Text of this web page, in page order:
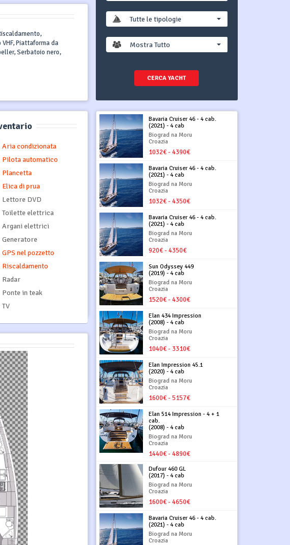
Piattaforma da
Serbatoio nero,
Tutte le tipologie
Mostra Tutto
CERCA YACHT
Aria condizionata
Pilota automatico
Plancetta
Elica di prua
Lettore DVD
Toilette elettrica
Argani elettrici
Generatore
GPS nel pozzetto
Riscaldamento
Radar
Ponte in teak
TV
Bavaria Cruiser 46 - 4 cab.
(2021) - 4 cab
Biograd na Moru
Croazia
1032€ - 4390€
Bavaria Cruiser 46 - 4 cab.
(2021) - 4 cab
Biograd na Moru
Croazia
1032€ - 4350€
Bavaria Cruiser 46 - 4 cab.
(2021) - 4 cab
Biograd na Moru
Croazia
920€ - 4350€
Sun Odyssey 449
(2019) - 4 cab
Biograd na Moru
Croazia
1520€ - 4300€
Elan 434 Impression
(2008) - 4 cab
Biograd na Moru
Croazia
1040€ - 3310€
Elan Impression 45.1
(2020) - 4 cab
Biograd na Moru
Croazia
1600€ - 5157€
Elan 514 Impression - 4 + 1
cab.
(2008) - 4 cab
Biograd na Moru
Croazia
1440€ - 4890€
Dufour 460 GL
(2017) - 4 cab
Biograd na Moru
Croazia
1600€ - 4650€
Bavaria Cruiser 46 - 4 cab.
(2021) - 4 cab
Biograd na Moru
Croazia